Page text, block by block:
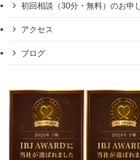
初回相談（30分・無料）のお申
アクセス
ブログ